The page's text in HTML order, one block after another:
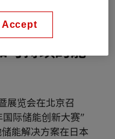
树立行业
可持续的能
展览会在北京召
际储能创新大赛”
能解决方案在日本
Accept